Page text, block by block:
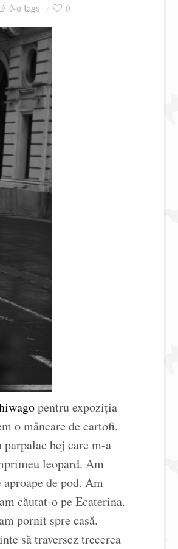
No tags 0
pentru expoziția
o mâncare de cartofi.
parpalac bej care m-a
leopard. Am
de pod. Am
căutat-o pe Ecaterina.
pornit spre casă.
să traversez trecerea